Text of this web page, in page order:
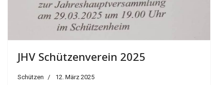
JHV Schützenverein 2025
Schützen 12. März 2025